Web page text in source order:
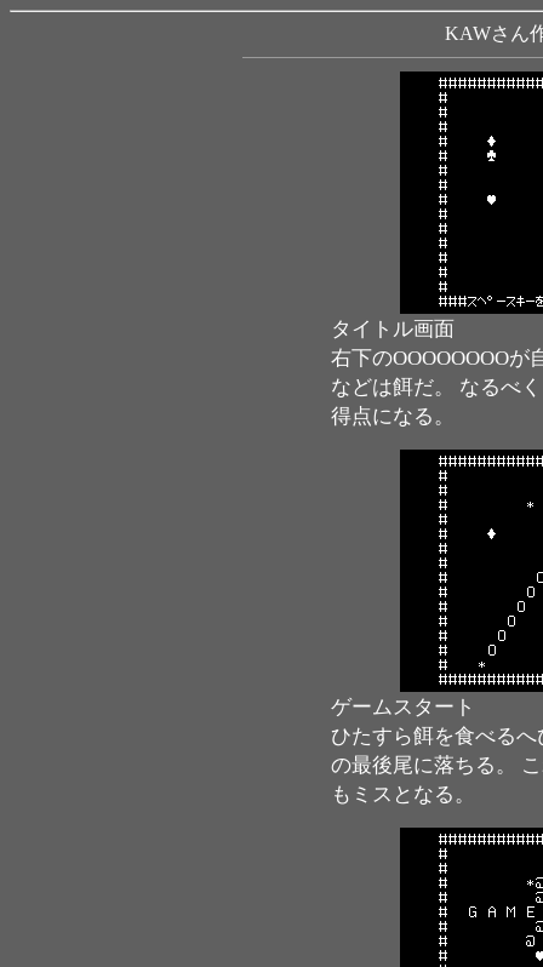
KAWさん
タイトル画面
右下のOOOOOOOO
などは餌だ。 なるべ
得点になる。
ゲームスタート
ひたすら餌を食べる
の最後尾に落ちる。
もミスとなる。